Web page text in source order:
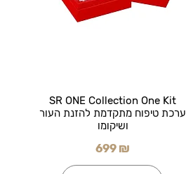
SR ONE Collection One Kit
ערכת טיפוח מתקדמת להזנת העור
ושיקומו
699 ₪